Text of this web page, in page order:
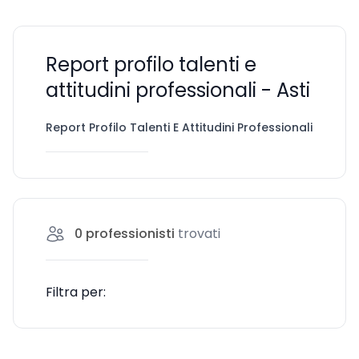
Report profilo talenti e
attitudini professionali - Asti
Report Profilo Talenti E Attitudini Professionali
0 professionisti trovati
Filtra per: